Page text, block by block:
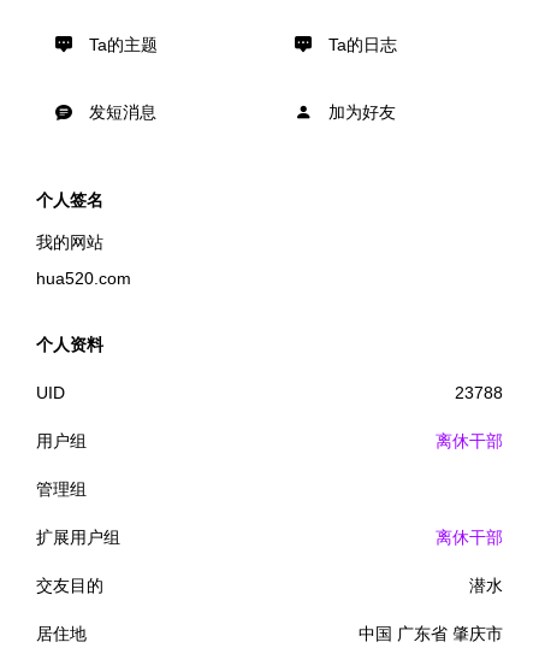
Ta的主题 Ta的日志
发短消息 加为好友
个人签名
我的网站
hua520.com
个人资料
UID 23788
用户组 离休干部
管理组
扩展用户组 离休干部
交友目的 潜水
居住地 中国 广东省 肇庆市